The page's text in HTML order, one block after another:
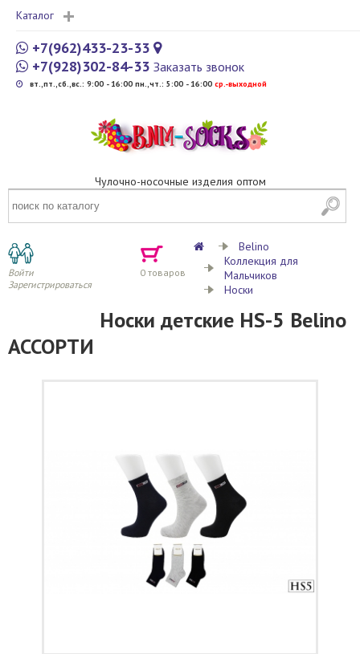
Каталог
+7(962)433-23-33
+7(928)302-84-33 Заказать звонок
вт.,пт.,сб.,вс.: 9:00 - 16:00 пн.,чт.: 5:00 - 16:00 cр.-выходной
Чулочно-носочные изделия оптом
Войти
Зарегистрироваться
0 товаров
Belino
Коллекция для
Мальчиков
Носки
Носки детские HS-5 Belino
АССОРТИ